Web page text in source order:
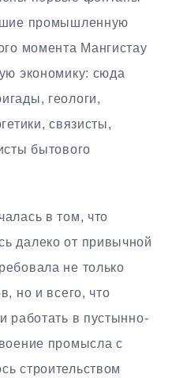
промышленную
момента Мангистау
экономику: сюда
геологи,
связисты,
бытового
в том, что
далеко от привычной
не только
но и всего, что
работать в пустынно-
промысла с
строительством